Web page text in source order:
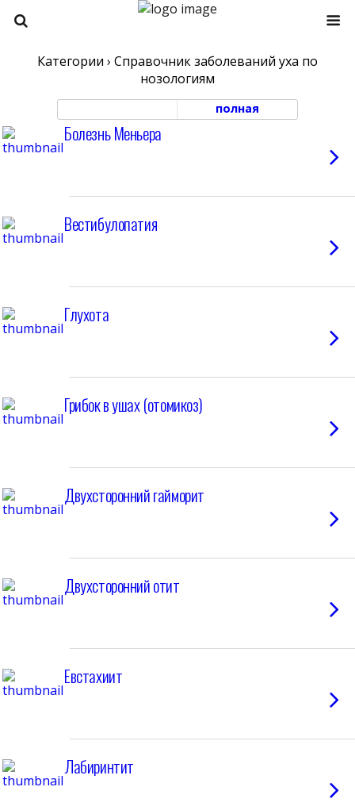
Категории › Справочник заболеваний уха по
нозологиям
полная
Болезнь Меньера
Вестибулопатия
Глухота
Грибок в ушах (отомикоз)
Двухсторонний гайморит
Двухсторонний отит
Евстахиит
Лабиринтит